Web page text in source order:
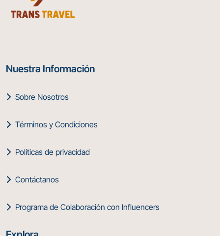
Nuestra Información
Sobre Nosotros
Términos y Condiciones
Políticas de privacidad
Contáctanos
Programa de Colaboración con Influencers